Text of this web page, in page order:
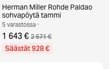
Herman Miller Rohde Paldao
sohvapöytä tammi
5 varastossa ·
1 643 € 2 571 €
Säästät 928 €